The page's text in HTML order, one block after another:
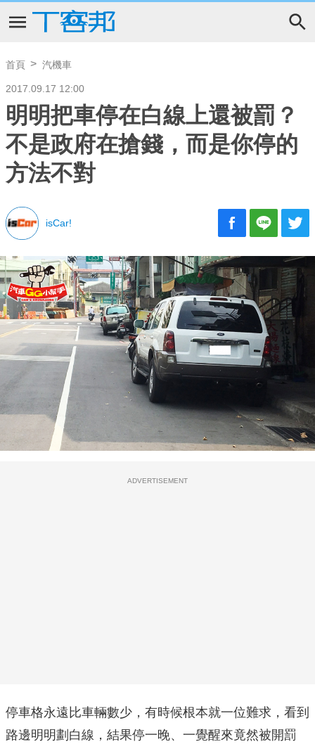
首頁 汽機車
2017.09.17 12:00
明明把車停在白線上還被罰？
不是政府在搶錢，而是你停的
方法不對
isCar!
ADVERTISEMENT
停車格永遠比車輛數少，有時候根本就一位難求，看到
路邊明明劃白線，結果停一晚、一覺醒來竟然被開罰